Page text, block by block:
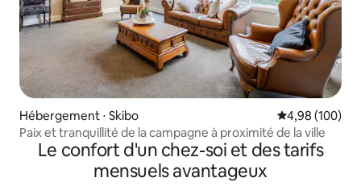
Hébergement ⋅ Skibo Évaluation
4,98 (100)
Paix et tranquillité de la campagne à proximité de la ville
Le confort d'un chez-soi et des tarifs
mensuels avantageux